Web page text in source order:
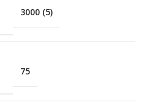
3000 (5)
75